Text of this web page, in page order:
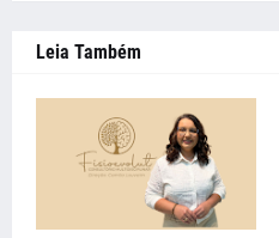
Leia Também